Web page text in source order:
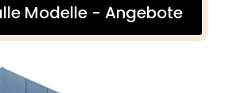
Modelle - Angebote